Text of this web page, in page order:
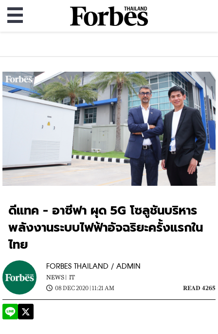
ดีแทค - อาซีฟา ผุด 5G โซลูชันบริหาร
พลังงานระบบไฟฟ้าอัจฉริยะครั้งแรกใน
ไทย
FORBES THAILAND / ADMIN
NEWS | IT
08 DEC 2020 | 11:21 AM
READ 4265